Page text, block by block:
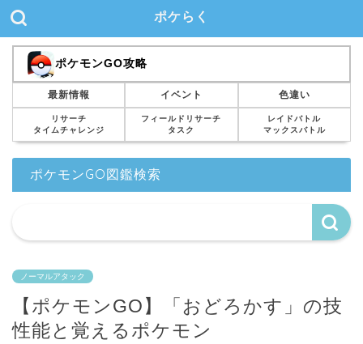
ポケらく
ポケモンGO攻略
最新情報 イベント 色違い
リサーチ
タイムチャレンジ
フィールドリサーチ
タスク
レイドバトル
マックスバトル
ポケモンGO図鑑検索
ノーマルアタック
【ポケモンGO】「おどろかす」の技
性能と覚えるポケモン